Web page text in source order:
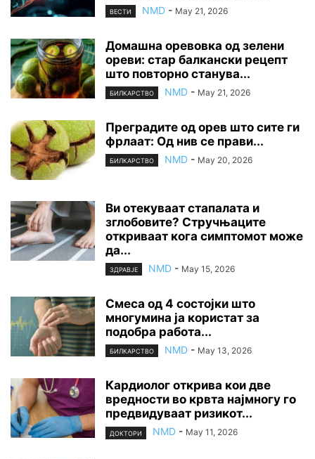
ВЕСТИ NMD - May 21, 2026
Домашна оревовка од зелени
ореви: стар балкански рецепт
што повторно станува...
БИЛКАРСТВО NMD - May 21, 2026
Преградите од орев што сите ги
фрлаат: Од нив се прави...
БИЛКАРСТВО NMD - May 20, 2026
Ви отекуваат стапалата и
зглобовите? Стручњаците
откриваат кога симптомот може
да...
ЗДРАВЈЕ NMD - May 15, 2026
Смеса од 4 состојки што
многумина ја користат за
подобра работа...
БИЛКАРСТВО NMD - May 13, 2026
Кардиолог открива кои две
вредности во крвта најмногу го
предвидуваат ризикот...
ДОКТОРИ NMD - May 11, 2026